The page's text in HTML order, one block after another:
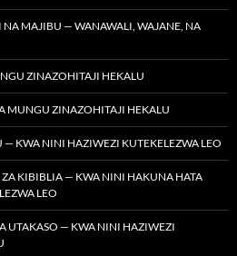
MAJIBU — WANAWALI, WAJANE, NA
ZINAZOHITAJI HEKALU
MUNGU ZINAZOHITAJI HEKALU
KWA NINI HAZIWEZI KUTEKELEZWA LEO
KIBIBLIA — KWA NINI HAKUNA HATA
LEO
UTAKASO — KWA NINI HAZIWEZI